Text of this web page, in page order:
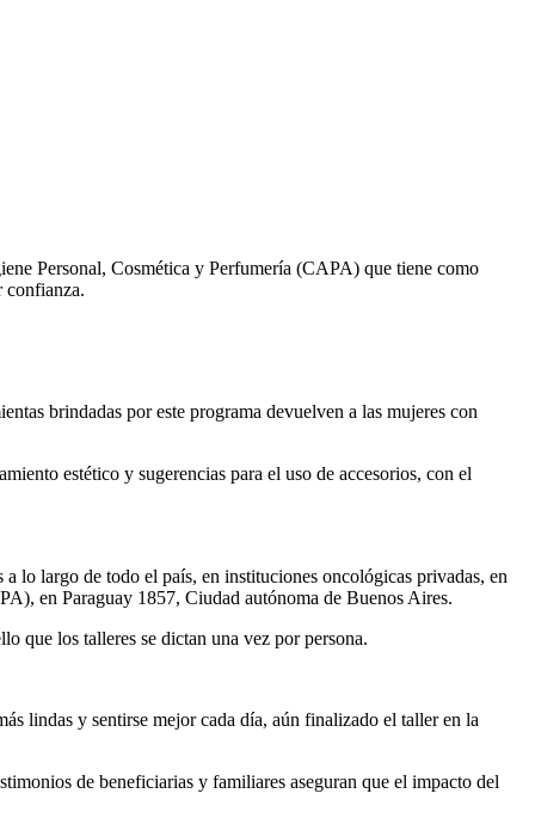
Personal, Cosmética y Perfumería (CAPA) que tiene como
confianza.
brindadas por este programa devuelven a las mujeres con
estético y sugerencias para el uso de accesorios, con el
largo de todo el país, en instituciones oncológicas privadas, en
en Paraguay 1857, Ciudad autónoma de Buenos Aires.
que los talleres se dictan una vez por persona.
lindas y sentirse mejor cada día, aún finalizado el taller en la
de beneficiarias y familiares aseguran que el impacto del